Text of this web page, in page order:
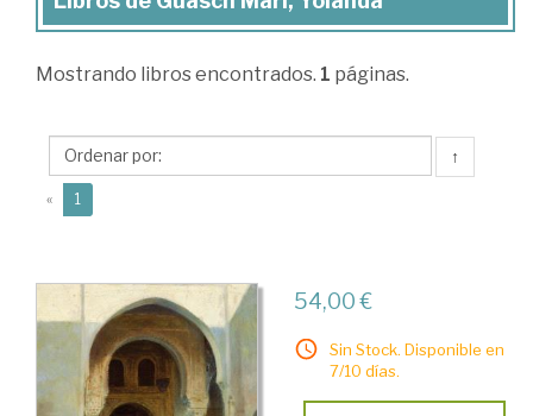
Libros
Guasch
Yolanda
Mostrando libros encontrados. 1 páginas.
↑
« 1
54,00 €
Sin Stock. Disponible en
7/10 días.